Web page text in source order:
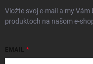
Vložte svoj e-mail a my
produktoch na našom e-
EMAIL